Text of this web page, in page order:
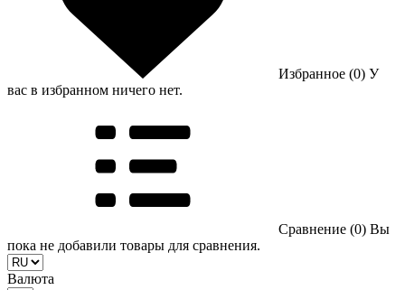
Избранное (0) У
вас в избранном ничего нет.
Сравнение (0) Вы
пока не добавили товары для сравнения.
Валюта